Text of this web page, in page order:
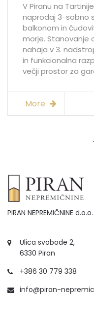
V Piranu na
naprodaj 3-sobno
balkonom in
morje. Stanovanje
nahaja v 3.
in funkcionalna
večji prostor za
More
PIRAN NEPREMIČNINE d.o.o.
Ulica svobode 2,
6330 Piran
+386 30 779 338
info@piran-